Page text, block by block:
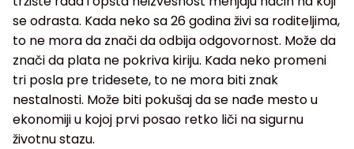
se odrasta. Kada neko sa 26 godina živi sa roditeljima,
to ne mora da znači da odbija odgovornost. Može da
znači da plata ne pokriva kiriju. Kada neko promeni
tri posla pre tridesete, to ne mora biti znak
nestalnosti. Može biti pokušaj da se nađe mesto u
ekonomiji u kojoj prvi posao retko liči na sigurnu
životnu stazu.